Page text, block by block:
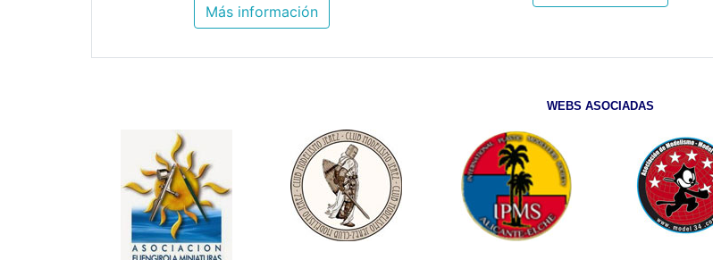
Más información
WEBS ASOCIADAS